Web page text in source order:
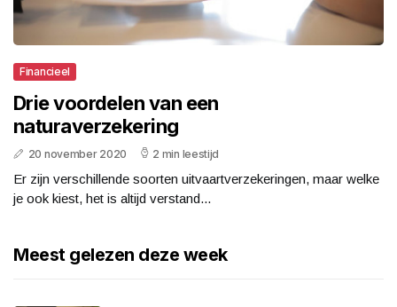
Financieel
Drie voordelen van een
naturaverzekering
20 november 2020 2 min leestijd
Er zijn verschillende soorten uitvaartverzekeringen, maar welke
je ook kiest, het is altijd verstand...
Meest gelezen deze week